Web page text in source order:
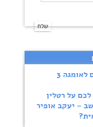
מה בין אומגה 3 משמן דגים לאומגה 3
על רטלין
– יעקב אופיר